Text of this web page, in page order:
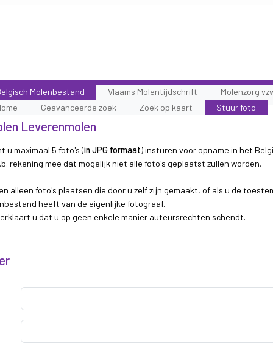
Molenbestand
Geavanceerde zoek Zoek op kaart Stuur foto
Vlaams Molentijdschrift Molenzorg
Leverenmolen
u maximaal 5 foto's (in JPG formaat) insturen voor opname in het
rekening mee dat mogelijk niet alle foto's geplaatst zullen worden.
alleen foto's plaatsen die door u zelf zijn gemaakt, of als u de
heeft van de eigenlijke fotograaf.
u dat u op geen enkele manier auteursrechten schendt.